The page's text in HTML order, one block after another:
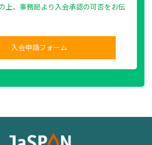
上、事務局より入会承認の可否をお伝
入会申請フォーム